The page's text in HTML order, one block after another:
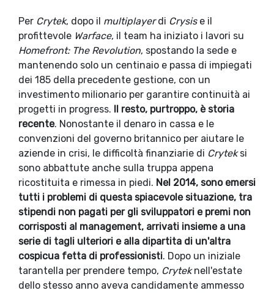
Per Crytek, dopo il multiplayerdi Crysis e il
profittevole Warface, il team ha iniziato i lavori su
Homefront: The Revolution, spostando la sede e
mantenendo solo un centinaio e passa di impiegati
dei 185 della precedente gestione, con un
investimento milionario per garantire continuità ai
progetti in progress. Il resto, purtroppo, è storia
recente. Nonostante il denaro in cassa e le
convenzioni del governo britannico per aiutare le
aziende in crisi, le difficoltà finanziarie di Cryteksi
sono abbattute anche sulla truppa appena
ricostituita e rimessa in piedi. Nel 2014, sono emersi
tutti i problemi di questa spiacevole situazione, tra
stipendi non pagati per gli sviluppatori e premi non
corrisposti al management, arrivati insieme a una
serie di tagli ulteriori e alla dipartita di un'altra
cospicua fetta di professionisti. Dopo un iniziale
tarantella per prendere tempo, Cryteknell'estate
dello stesso anno aveva candidamente ammesso